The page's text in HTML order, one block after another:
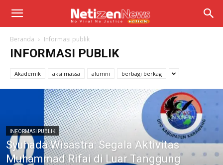
Beranda Informasi publik
INFORMASI PUBLIK
Akademik aksi massa alumni berbagi berkag
INFORMASI PUBLIK
Syuhada Wisastra: Segala Aktivitas
Muhammad Rifai di Luar Tanggung